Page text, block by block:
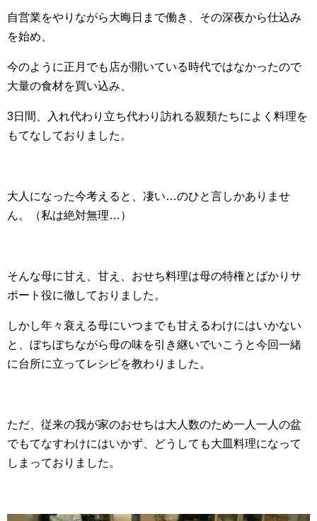
自営業をやりながら大晦日まで働き、その深夜から仕込み
を始め、
今のように正月でも店が開いている時代ではなかったので
大量の食材を買い込み、
3日間、入れ代わり立ち代わり訪れる親類たちによく料理を
もてなしておりました。
大人になった今考えると、凄い…のひと言しかありませ
ん。（私は絶対無理…）
そんな母に甘え、甘え、おせち料理は母の特権とばかりサ
ポート役に徹しておりました。
しかし年々衰える母にいつまでも甘えるわけにはいかない
と、ぼちぼちながら母の味を引き継いでいこうと今回一緒
に台所に立ってレシピを教わりました。
ただ、従来の我が家のおせちは大人数のため一人一人の盆
でもてなすわけにはいかず、どうしても大皿料理になって
しまっておりました。